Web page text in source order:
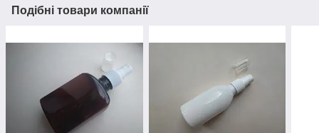
Подібні товари компанії